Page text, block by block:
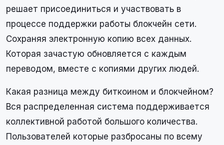
решает присоединиться и участвовать в
процессе поддержки работы блокчейн сети.
Сохраняя электронную копию всех данных.
Которая зачастую обновляется с каждым
переводом, вместе с копиями других людей.
Какая разница между биткоином и блокчейном?
Вся распределенная система поддерживается
коллективной работой большого количества.
Пользователей которые разбросаны по всему